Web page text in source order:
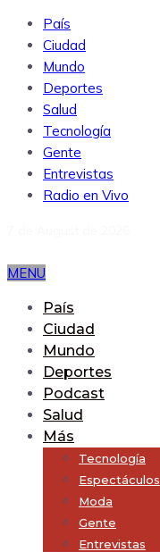
País
Ciudad
Mundo
Deportes
Salud
Tecnología
Gente
Entrevistas
Radio en Vivo
MENU
País
Ciudad
Mundo
Deportes
Podcast
Salud
Más
Tecnología
Espectáculos
Moda
Gente
Entrevistas